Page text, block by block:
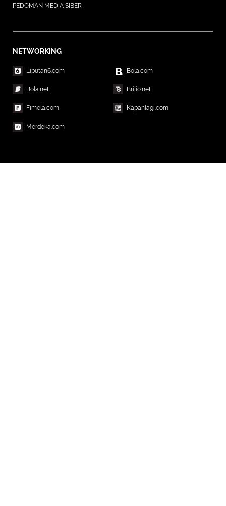
PEDOMAN MEDIA SIBER
NETWORKING
Liputan6.com Bola.com
Bola.net Brilio.net
Fimela.com Kapanlagi.com
Merdeka.com